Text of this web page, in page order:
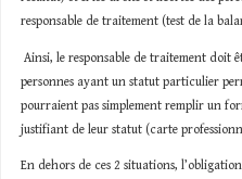
responsable de traitement (test de la
Ainsi, le responsable de traitement doit
personnes ayant un statut particulier
pourraient pas simplement remplir un
justifiant de leur statut (carte
En dehors de ces 2 situations,